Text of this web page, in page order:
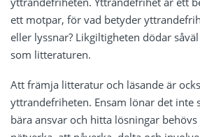
ett motpar, för vad betyder
eller lyssnar? Likgiltigheten dödar
som litteraturen.
Att främja litteratur och läsande är
yttrandefriheten. Ensam lönar det inte
bära ansvar och hitta lösningar